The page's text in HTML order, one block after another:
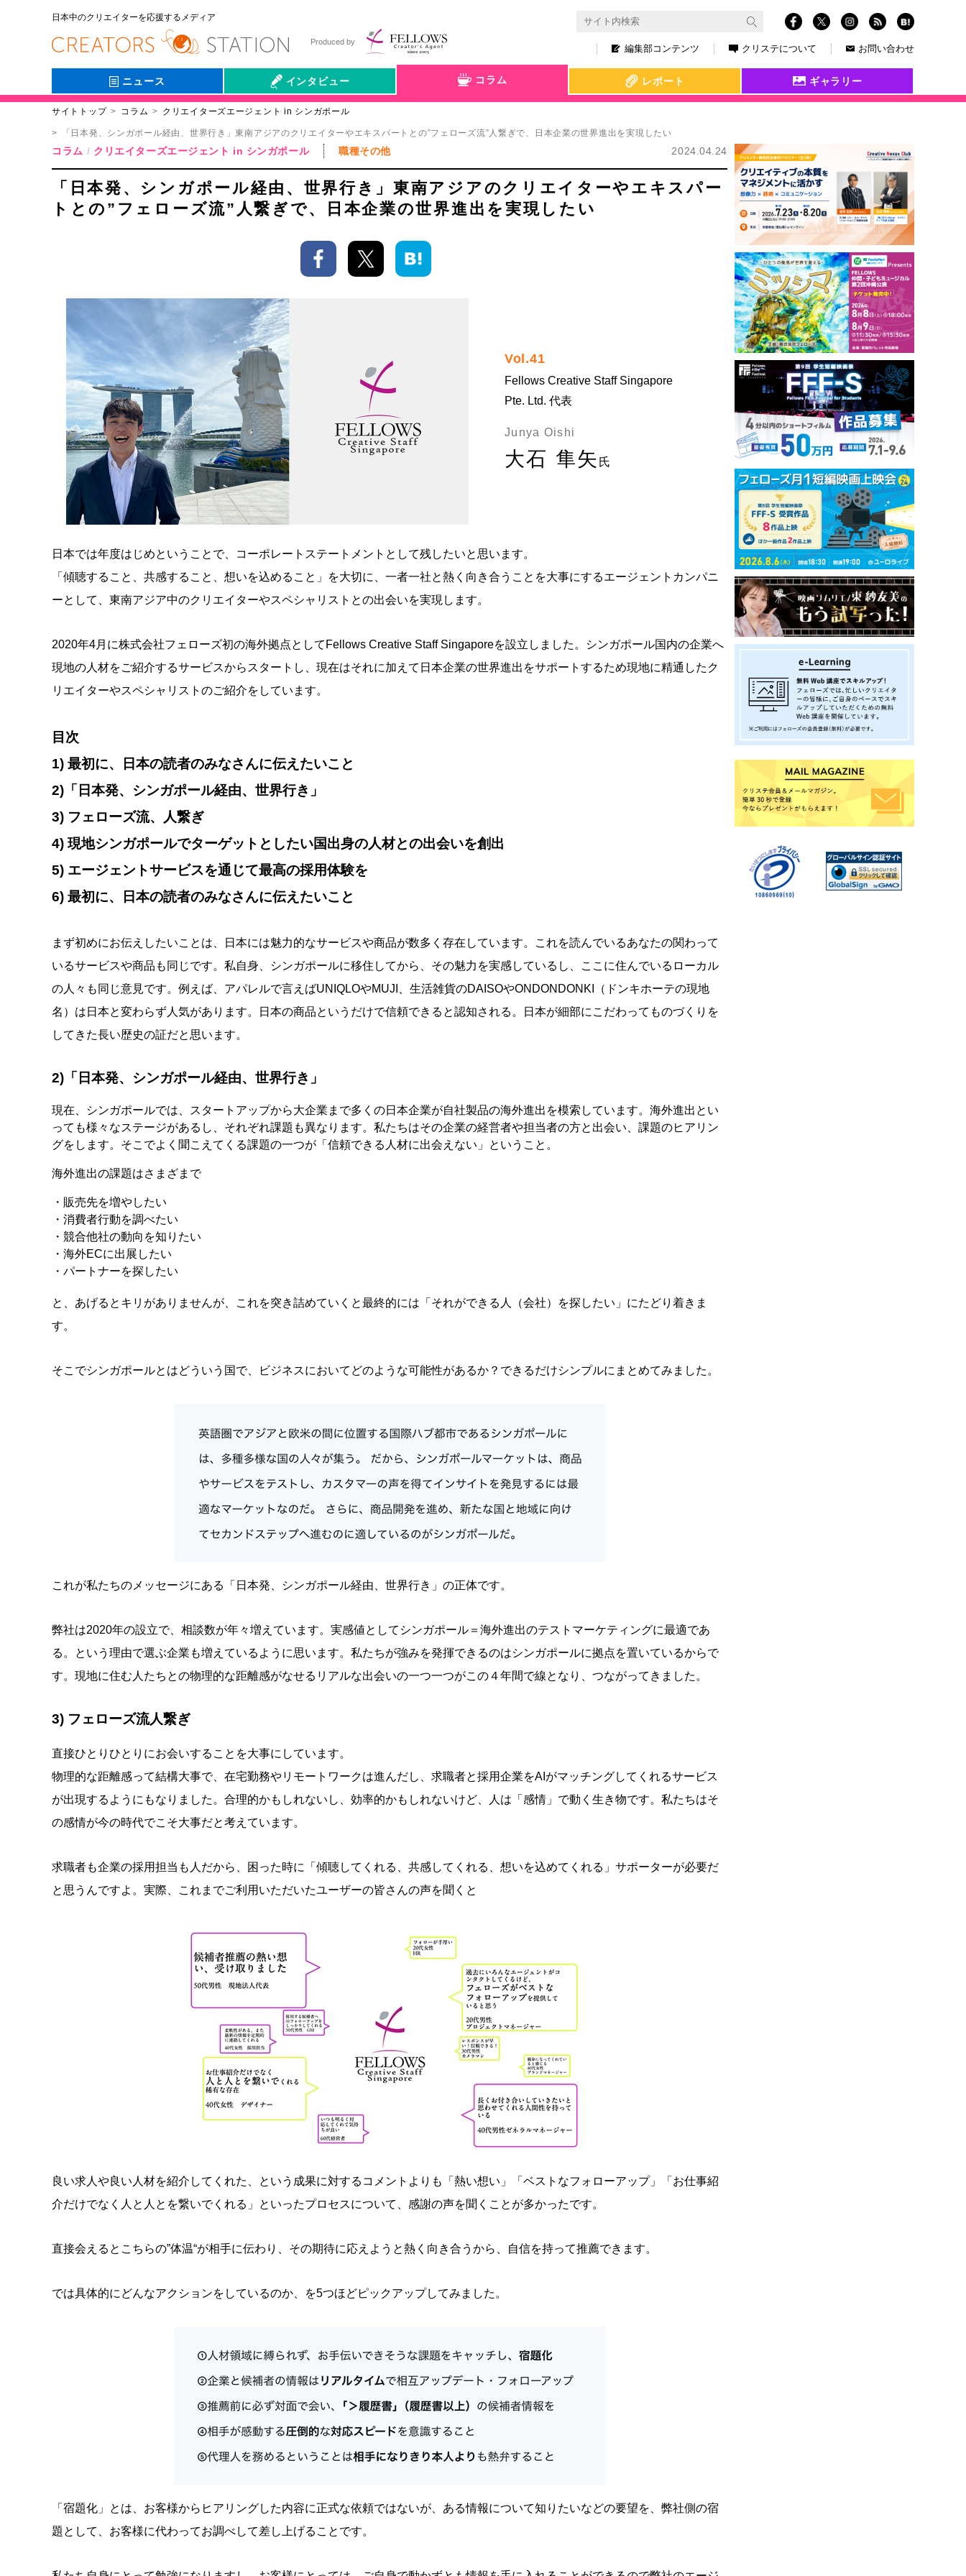
日本中のクリエイターを応援するメディア
編集部コンテンツ クリステについて お問い合わせ
Produced by
ニュース インタビュー
会社伝
コラム レポート ギャラリー
サイトトップ コラム クリエイターズエージェント in シンガポール
「日本発、シンガポール経由、世界行き」東南アジアのクリエイターやエキスパートとの”フェローズ流”人繋ぎで、日本企業の世界進出を実現したい
コラム クリエイターズエージェント in シンガポール 職種その他 2024.04.24
「日本発、シンガポール経由、世界行き」東南アジアのクリエイターやエキスパー
トとの”フェローズ流”人繋ぎで、日本企業の世界進出を実現したい
Vol.41
Fellows Creative Staff Singapore
Pte. Ltd. 代表
Junya Oishi
大石 隼矢 氏
日本では年度はじめということで、コーポレートステートメントとして残したいと思います。
「傾聴すること、共感すること、想いを込めること」を大切に、一者一社と熱く向き合うことを大事にするエージェントカンパニ
ーとして、東南アジア中のクリエイターやスペシャリストとの出会いを実現します。
2020年4月に株式会社フェローズ初の海外拠点としてFellows Creative Staff Singaporeを設立しました。シンガポール国内の企業へ
現地の人材をご紹介するサービスからスタートし、現在はそれに加えて日本企業の世界進出をサポートするため現地に精通したク
リエイターやスペシャリストのご紹介をしています。
目次
1) 最初に、日本の読者のみなさんに伝えたいこと
2)「日本発、シンガポール経由、世界行き」
3) フェローズ流、人繋ぎ
4) 現地シンガポールでターゲットとしたい国出身の人材との出会いを創出
5) エージェントサービスを通じて最高の採用体験を
6) 最初に、日本の読者のみなさんに伝えたいこと
まず初めにお伝えしたいことは、日本には魅力的なサービスや商品が数多く存在しています。これを読んでいるあなたの関わって
いるサービスや商品も同じです。私自身、シンガポールに移住してから、その魅力を実感しているし、ここに住んでいるローカル
の人々も同じ意見です。例えば、アパレルで言えばUNIQLOやMUJI、生活雑貨のDAISOやONDONDONKI（ドンキホーテの現地
名）は日本と変わらず人気があります。日本の商品というだけで信頼できると認知される。日本が細部にこだわってものづくりを
してきた長い歴史の証だと思います。
2)「日本発、シンガポール経由、世界行き」
現在、シンガポールでは、スタートアップから大企業まで多くの日本企業が自社製品の海外進出を模索しています。海外進出とい
っても様々なステージがあるし、それぞれ課題も異なります。私たちはその企業の経営者や担当者の方と出会い、課題のヒアリン
グをします。そこでよく聞こえてくる課題の一つが「信頼できる人材に出会えない」ということ。
海外進出の課題はさまざまで
・販売先を増やしたい
・消費者行動を調べたい
・競合他社の動向を知りたい
・海外ECに出展したい
・パートナーを探したい
と、あげるとキリがありませんが、これを突き詰めていくと最終的には「それができる人（会社）を探したい」にたどり着きま
す。
そこでシンガポールとはどういう国で、ビジネスにおいてどのような可能性があるか？できるだけシンプルにまとめてみました。
これが私たちのメッセージにある「日本発、シンガポール経由、世界行き」の正体です。
弊社は2020年の設立で、相談数が年々増えています。実感値としてシンガポール＝海外進出のテストマーケティングに最適であ
る。という理由で選ぶ企業も増えているように思います。私たちが強みを発揮できるのはシンガポールに拠点を置いているからで
す。現地に住む人たちとの物理的な距離感がなせるリアルな出会いの一つ一つがこの４年間で線となり、つながってきました。
3) フェローズ流人繋ぎ
直接ひとりひとりにお会いすることを大事にしています。
物理的な距離感って結構大事で、在宅勤務やリモートワークは進んだし、求職者と採用企業をAIがマッチングしてくれるサービス
が出現するようにもなりました。合理的かもしれないし、効率的かもしれないけど、人は「感情」で動く生き物です。私たちはそ
の感情が今の時代でこそ大事だと考えています。
求職者も企業の採用担当も人だから、困った時に「傾聴してくれる、共感してくれる、想いを込めてくれる」サポーターが必要だ
と思うんですよ。実際、これまでご利用いただいたユーザーの皆さんの声を聞くと
良い求人や良い人材を紹介してくれた、という成果に対するコメントよりも「熱い想い」「ベストなフォローアップ」「お仕事紹
介だけでなく人と人とを繋いでくれる」といったプロセスについて、感謝の声を聞くことが多かったです。
直接会えるとこちらの”体温“が相手に伝わり、その期待に応えようと熱く向き合うから、自信を持って推薦できます。
では具体的にどんなアクションをしているのか、を5つほどピックアップしてみました。
「宿題化」とは、お客様からヒアリングした内容に正式な依頼ではないが、ある情報について知りたいなどの要望を、弊社側の宿
題として、お客様に代わってお調べして差し上げることです。